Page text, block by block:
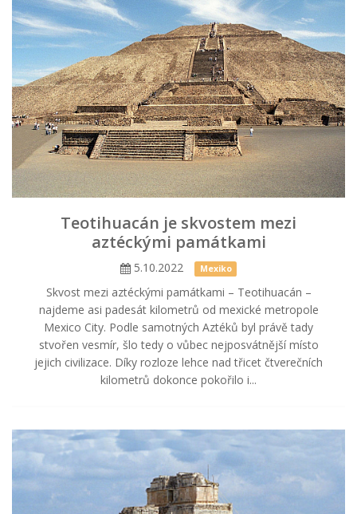
Teotihuacán je skvostem mezi
aztéckými památkami
5.10.2022 Mexiko
Skvost mezi aztéckými památkami – Teotihuacán –
najdeme asi padesát kilometrů od mexické metropole
Mexico City. Podle samotných Aztéků byl právě tady
stvořen vesmír, šlo tedy o vůbec nejposvátnější místo
jejich civilizace. Díky rozloze lehce nad třicet čtverečních
kilometrů dokonce pokořilo i...